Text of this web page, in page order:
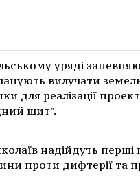
уряді
вилучати
для реалізації
щит".
надійдуть перші
проти дифтерії та